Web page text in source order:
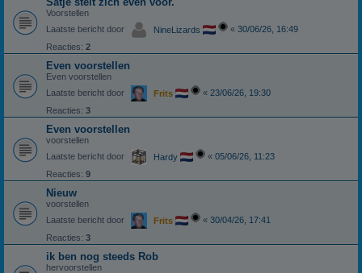
Voorstellen
Laatste bericht door
NineLizards « 30/06/26, 16:49
Reacties: 2
Even voorstellen
Even voorstellen
Laatste bericht door
Frits « 23/06/26, 19:30
Reacties: 3
Even voorstellen
voorstellen
Laatste bericht door
Hardy « 05/06/26, 11:23
Reacties: 9
Nieuw
voorstellen
Laatste bericht door
Frits « 30/04/26, 17:41
Reacties: 3
ik ben nog steeds Rob
hervoorstellen